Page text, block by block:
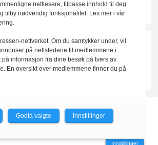
by Labrador CMS
Innstillinger
nettlesere, tilpasse innhold til deg
tilby nødvendig funksjonalitet. Les mer i vår
nettverket. Om du samtykker under, vil
på nettstedene til medlemmene i
på informasjon fra dine besøk på tvers av
En oversikt over medlemmene finner du på
Godta valgte Innstillinger